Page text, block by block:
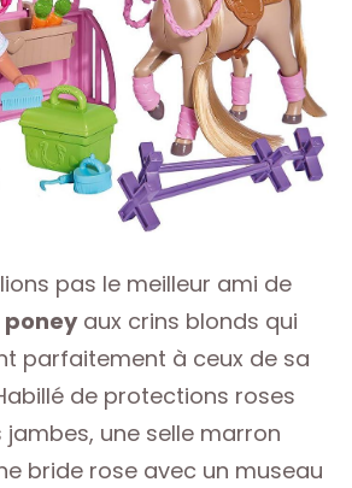
pas le meilleur ami de
poneyaux crins blonds qui
parfaitement à ceux de sa
de protections roses
jambes, une selle marron
bride rose avec un museau